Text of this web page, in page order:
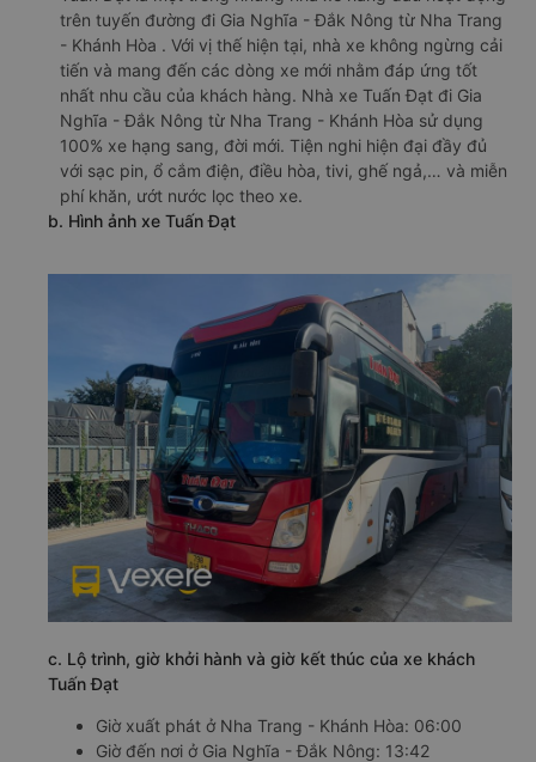
trên tuyến đường đi Gia Nghĩa - Đắk Nông từ Nha Trang
- Khánh Hòa . Với vị thế hiện tại, nhà xe không ngừng cải
tiến và mang đến các dòng xe mới nhằm đáp ứng tốt
nhất nhu cầu của khách hàng. Nhà xe Tuấn Đạt đi Gia
Nghĩa - Đắk Nông từ Nha Trang - Khánh Hòa sử dụng
100% xe hạng sang, đời mới. Tiện nghi hiện đại đầy đủ
với sạc pin, ổ cắm điện, điều hòa, tivi, ghế ngả,… và miễn
phí khăn, ướt nước lọc theo xe.
b. Hình ảnh xe Tuấn Đạt
c. Lộ trình, giờ khởi hành và giờ kết thúc của xe khách
Tuấn Đạt
Giờ xuất phát ở Nha Trang - Khánh Hòa: 06:00
Giờ đến nơi ở Gia Nghĩa - Đắk Nông: 13:42